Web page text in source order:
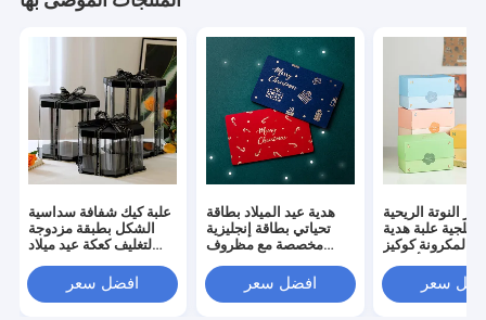
علبة كيك شفافة سداسية
الشكل بطبقة مزدوجة
لتغليف كعكة عيد ميلاد
افضل سعر
هدية عيد الميلاد بطاقة
تحياتي بطاقة إنجليزية
مخصصة مع مظروف
افضل سعر
النوتة الريحية
الثلجية علبة هدية
المكرونة كوكيز
سعر